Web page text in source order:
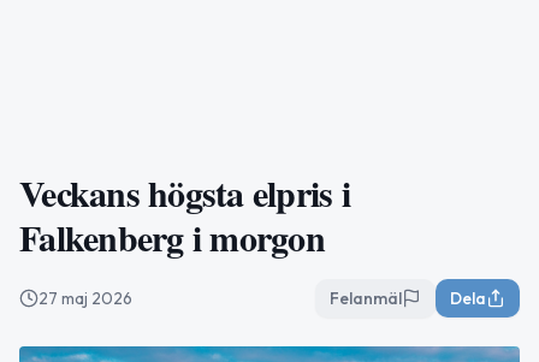
Veckans högsta elpris i
Falkenberg i morgon
27 maj 2026 Felanmäl Dela